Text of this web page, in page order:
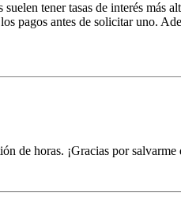
suelen tener tasas de interés
pagos antes de solicitar uno.
de horas. ¡Gracias por salvarme